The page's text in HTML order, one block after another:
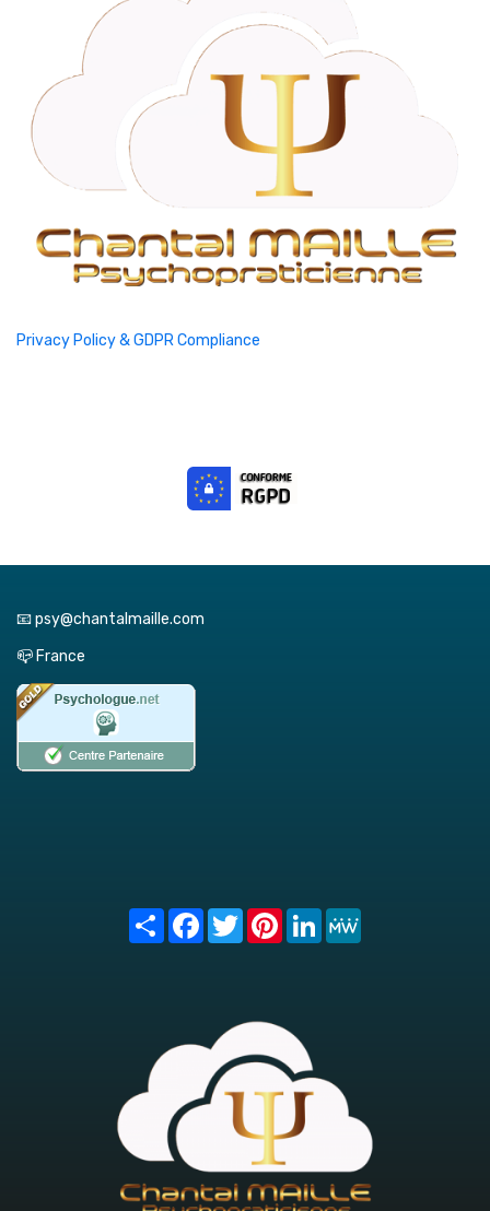
Privacy Policy & GDPR Compliance
📧 psy@chantalmaille.com
📪 France
Share FacebookTwitterPinterest
LinkedIn